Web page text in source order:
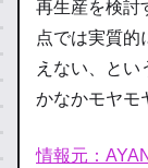
再生産を検討
点では実質的
えない、とい
かなかモヤモ
情報元：